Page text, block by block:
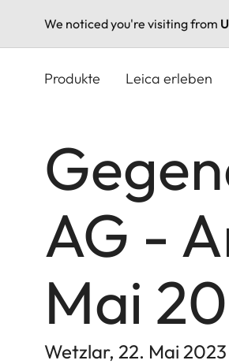
We noticed you're visiting from
Produkte Leica erleben
AG -
Mai
Wetzlar, 22. Mai 2023